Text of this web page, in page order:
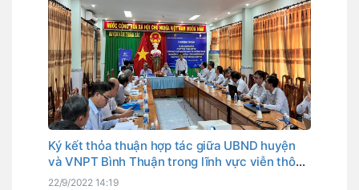
Ký kết thỏa thuận hợp tác giữa UBND huyện
và VNPT Bình Thuận trong lĩnh vực viễn thông
– công nghệ thông tin phục vụ cho chuyển đổi
22/9/2022 14:19